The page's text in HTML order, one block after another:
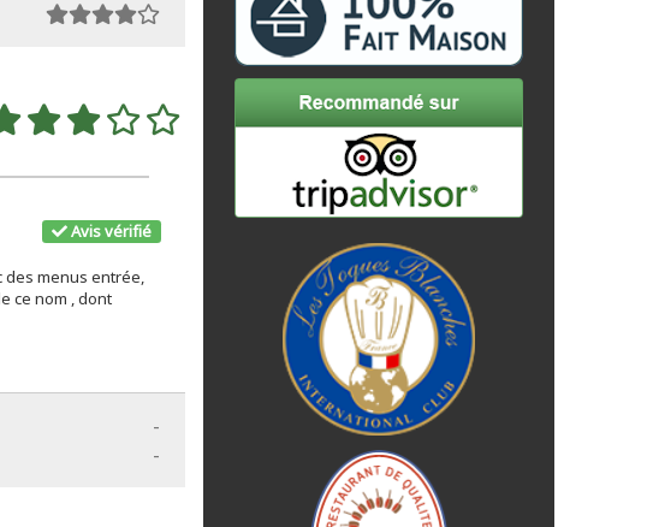
Avis vérifié
menus entrée,
ce nom , dont
-
-